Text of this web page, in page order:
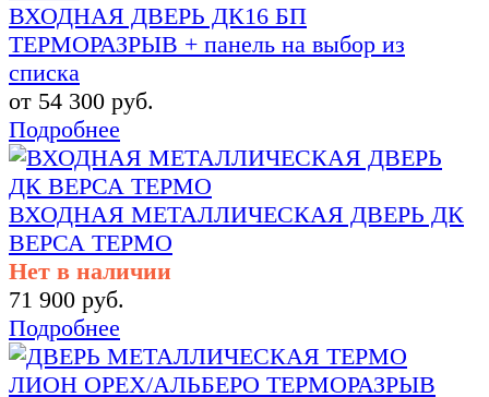
ВХОДНАЯ ДВЕРЬ ДК16 БП
ТЕРМОРАЗРЫВ + панель на выбор из
списка
от 54 300 руб.
Подробнее
ВХОДНАЯ МЕТАЛЛИЧЕСКАЯ ДВЕРЬ ДК
ВЕРСА ТЕРМО
Нет в наличии
71 900 руб.
Подробнее